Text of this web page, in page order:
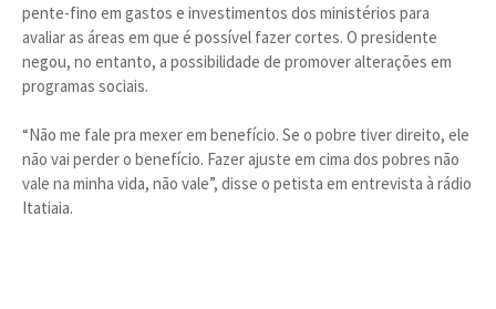
pente-fino em gastos e investimentos dos ministérios para
avaliar as áreas em que é possível fazer cortes. O presidente
negou, no entanto, a possibilidade de promover alterações em
programas sociais.
“Não me fale pra mexer em benefício. Se o pobre tiver direito, ele
não vai perder o benefício. Fazer ajuste em cima dos pobres não
vale na minha vida, não vale”, disse o petista em entrevista à rádio
Itatiaia.